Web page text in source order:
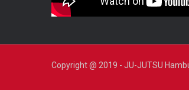
Copyright @ 2019 - JU-JUTSU